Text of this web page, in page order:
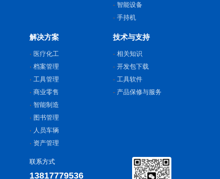
智能设备
手持机
解决方案
医疗化工
档案管理
工具管理
商业零售
智能制造
图书管理
人员车辆
资产管理
技术与支持
相关知识
开发包下载
工具软件
产品保修与服务
联系方式
13817779536